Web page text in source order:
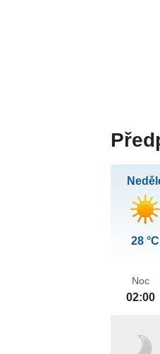
28 °C
Noc
02:00